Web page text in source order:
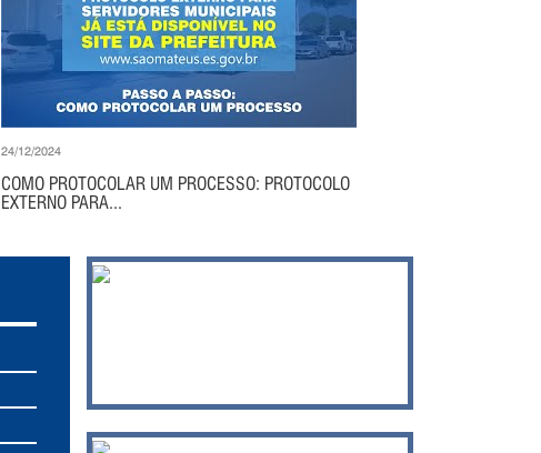
24/12/2024
COMO PROTOCOLAR UM PROCESSO: PROTOCOLO
EXTERNO PARA...